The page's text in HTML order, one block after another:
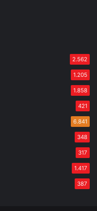
2.562
1.205
1.858
421
6.841
348
317
1.417
387